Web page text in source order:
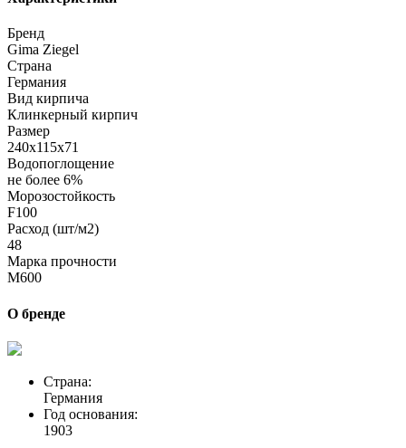
Бренд
Gima Ziegel
Страна
Германия
Вид кирпича
Клинкерный кирпич
Размер
240х115х71
Водопоглощение
не более 6%
Морозостойкость
F100
Расход (шт/м2)
48
Марка прочности
M600
О бренде
Страна:
Германия
Год основания:
1903